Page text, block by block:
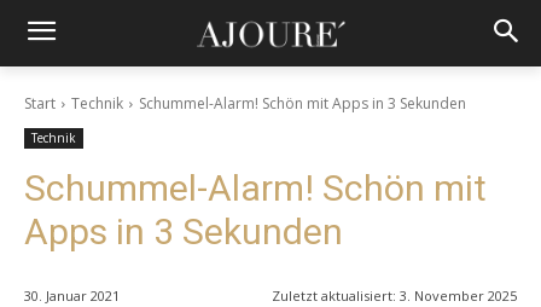
Start Technik Schummel-Alarm! Schön mit Apps in 3 Sekunden
Technik
Schummel-Alarm! Schön mit
Apps in 3 Sekunden
30. Januar 2021 Zuletzt aktualisiert: 3. November 2025